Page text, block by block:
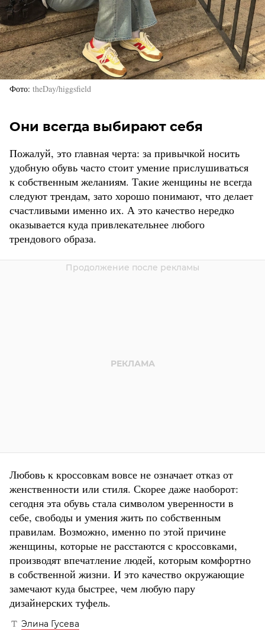
Фото theDay/higgsfield
Они всегда выбирают себя
Пожалуй, это главная черта: за привычкой носить
удобную обувь часто стоит умение прислушиваться
к собственным желаниям. Такие женщины не всегда
следуют трендам, зато хорошо понимают, что делает
счастливыми именно их. А это качество нередко
оказывается куда привлекательнее любого
трендового образа.
Любовь к кроссовкам вовсе не означает отказ от
женственности или стиля. Скорее даже наоборот:
сегодня эта обувь стала символом уверенности в
себе, свободы и умения жить по собственным
правилам. Возможно, именно по этой причине
женщины, которые не расстаются с кроссовками,
производят впечатление людей, которым комфортно
в собственной жизни. И это качество окружающие
замечают куда быстрее, чем любую пару
дизайнерских туфель.
Элина Гусева